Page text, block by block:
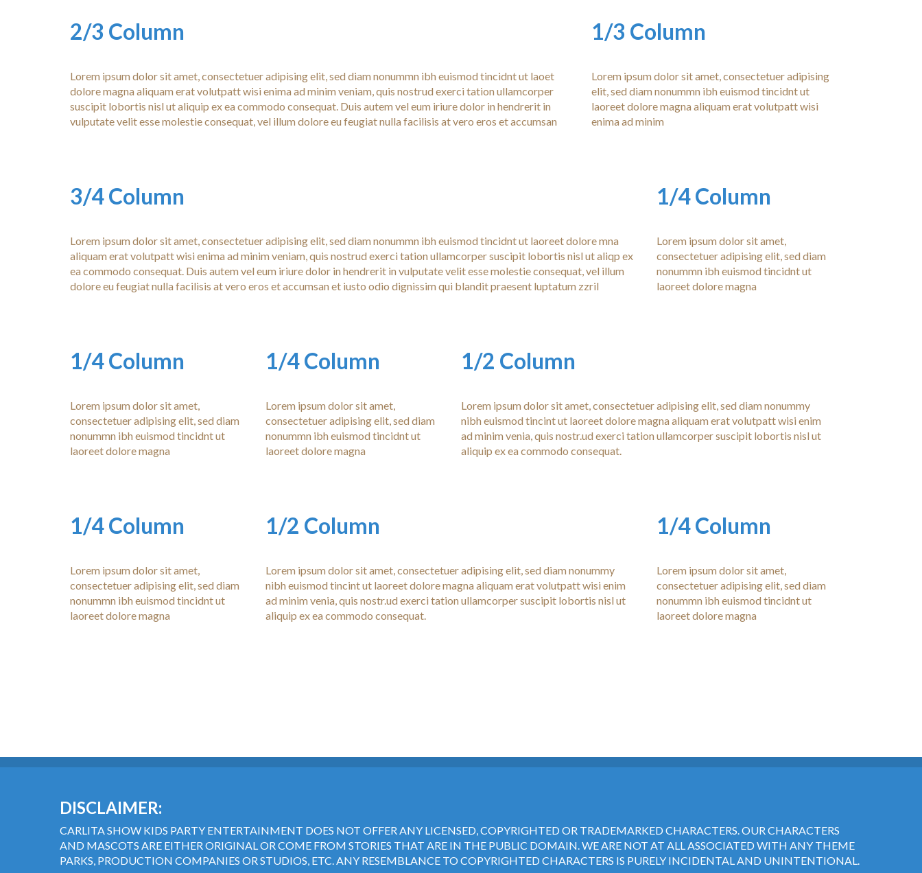
2/3 Column
Lorem ipsum dolor sit amet, consectetuer adipising elit, sed diam nonummn ibh euismod tincidnt ut laoet
dolore magna aliquam erat volutpatt wisi enima ad minim veniam, quis nostrud exerci tation ullamcorper
suscipit lobortis nisl ut aliquip ex ea commodo consequat. Duis autem vel eum iriure dolor in hendrerit in
vulputate velit esse molestie consequat, vel illum dolore eu feugiat nulla facilisis at vero eros et accumsan
1/3 Column
Lorem ipsum dolor sit amet, consectetuer adipising
elit, sed diam nonummn ibh euismod tincidnt ut
laoreet dolore magna aliquam erat volutpatt wisi
enima ad minim
3/4 Column
Lorem ipsum dolor sit amet, consectetuer adipising elit, sed diam nonummn ibh euismod tincidnt ut laoreet dolore mna
aliquam erat volutpatt wisi enima ad minim veniam, quis nostrud exerci tation ullamcorper suscipit lobortis nisl ut aliqp ex
ea commodo consequat. Duis autem vel eum iriure dolor in hendrerit in vulputate velit esse molestie consequat, vel illum
dolore eu feugiat nulla facilisis at vero eros et accumsan et iusto odio dignissim qui blandit praesent luptatum zzril
1/4 Column
Lorem ipsum dolor sit amet,
consectetuer adipising elit, sed diam
nonummn ibh euismod tincidnt ut
laoreet dolore magna
1/4 Column
Lorem ipsum dolor sit amet,
consectetuer adipising elit, sed diam
nonummn ibh euismod tincidnt ut
laoreet dolore magna
1/4 Column
Lorem ipsum dolor sit amet,
consectetuer adipising elit, sed diam
nonummn ibh euismod tincidnt ut
laoreet dolore magna
1/2 Column
Lorem ipsum dolor sit amet, consectetuer adipising elit, sed diam nonummy
nibh euismod tincint ut laoreet dolore magna aliquam erat volutpatt wisi enim
ad minim venia, quis nostr.ud exerci tation ullamcorper suscipit lobortis nisl ut
aliquip ex ea commodo consequat.
1/4 Column
Lorem ipsum dolor sit amet,
consectetuer adipising elit, sed diam
nonummn ibh euismod tincidnt ut
laoreet dolore magna
1/2 Column
Lorem ipsum dolor sit amet, consectetuer adipising elit, sed diam nonummy
nibh euismod tincint ut laoreet dolore magna aliquam erat volutpatt wisi enim
ad minim venia, quis nostr.ud exerci tation ullamcorper suscipit lobortis nisl ut
aliquip ex ea commodo consequat.
1/4 Column
Lorem ipsum dolor sit amet,
consectetuer adipising elit, sed diam
nonummn ibh euismod tincidnt ut
laoreet dolore magna
DISCLAIMER:
CARLITA SHOW KIDS PARTY ENTERTAINMENT DOES NOT OFFER ANY LICENSED, COPYRIGHTED OR TRADEMARKED CHARACTERS. OUR CHARACTERS
AND MASCOTS ARE EITHER ORIGINAL OR COME FROM STORIES THAT ARE IN THE PUBLIC DOMAIN. WE ARE NOT AT ALL ASSOCIATED WITH ANY THEME
PARKS, PRODUCTION COMPANIES OR STUDIOS, ETC. ANY RESEMBLANCE TO COPYRIGHTED CHARACTERS IS PURELY INCIDENTAL AND UNINTENTIONAL.